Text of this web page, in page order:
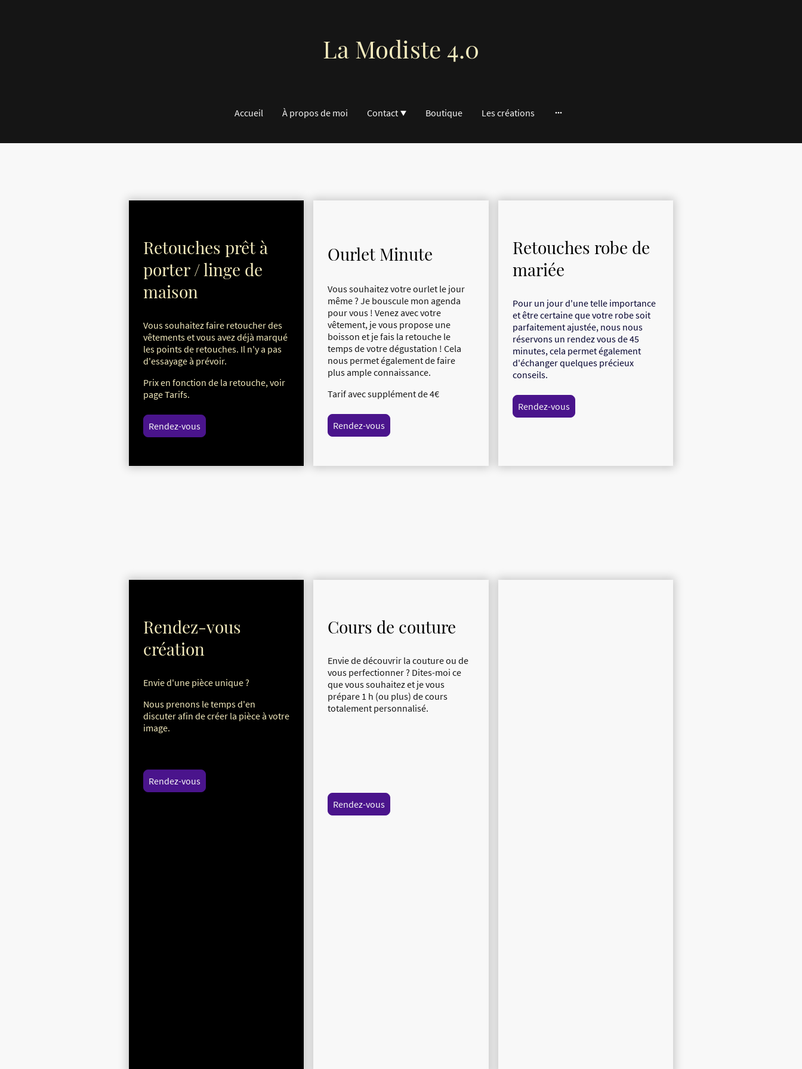
La Modiste 4.0
Accueil À propos de moi Contact Boutique Les créations
Retouches prêt à
porter / linge de
maison
Vous souhaitez faire retoucher des
vêtements et vous avez déjà marqué
les points de retouches. Il n'y a pas
d'essayage à prévoir.
Prix en fonction de la retouche, voir
page Tarifs.
Rendez-vous
Ourlet Minute
Vous souhaitez votre ourlet le jour
même ? Je bouscule mon agenda
pour vous ! Venez avec votre
vêtement, je vous propose une
boisson et je fais la retouche le
temps de votre dégustation ! Cela
nous permet également de faire
plus ample connaissance.
Tarif avec supplément de 4€
Rendez-vous
Retouches robe de
mariée
Pour un jour d'une telle importance
et être certaine que votre robe soit
parfaitement ajustée, nous nous
réservons un rendez vous de 45
minutes, cela permet également
d'échanger quelques précieux
conseils.
Rendez-vous
Rendez-vous
création
Envie d'une pièce unique ?
Nous prenons le temps d'en
discuter afin de créer la pièce à votre
image.
Rendez-vous
Cours de couture
Envie de découvrir la couture ou de
vous perfectionner ? Dites-moi ce
que vous souhaitez et je vous
prépare 1 h (ou plus) de cours
totalement personnalisé.
Rendez-vous